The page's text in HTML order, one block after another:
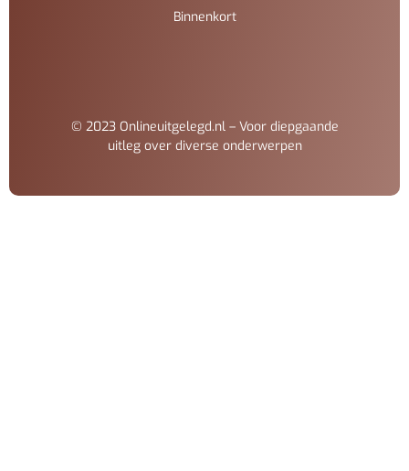
Binnenkort
© 2023 Onlineuitgelegd.nl – Voor diepgaande
uitleg over diverse onderwerpen